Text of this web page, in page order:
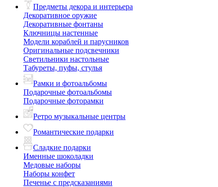
Предметы декора и интерьера
Декоративное оружие
Декоративные фонтаны
Ключницы настенные
Модели кораблей и парусников
Оригинальные подсвечники
Светильники настольные
Табуреты, пуфы, стулья
Рамки и фотоальбомы
Подарочные фотоальбомы
Подарочные фоторамки
Ретро музыкальные центры
Романтические подарки
Сладкие подарки
Именные шоколадки
Медовые наборы
Наборы конфет
Печенье с предсказаниями